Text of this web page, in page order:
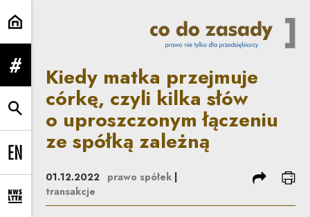
Kiedy matka przejmuje córkę,
rozwiń menu
rozwiń wyszukiwarkę
Change language to EN
rozwiń formularz zapisu na newsletter
Kiedy matka przejmuje
córkę, czyli kilka słów
o uproszczonym łączeniu
ze spółką zależną
01.12.2022 prawo spółek|
transakcje
podziel się